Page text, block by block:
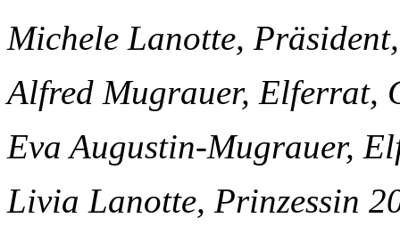
Michele Lanotte,
Alfred Mugrauer, Elferrat,
Eva Augustin-Mugrauer,
Livia Lanotte, Prinzessin